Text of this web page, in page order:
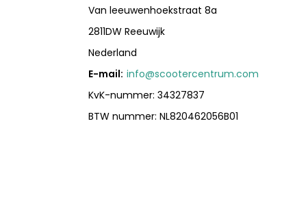
Van leeuwenhoekstraat 8a
2811DW Reeuwijk
Nederland
E-mail: info@scootercentrum.com
KvK-nummer: 34327837
BTW nummer: NL820462056B01